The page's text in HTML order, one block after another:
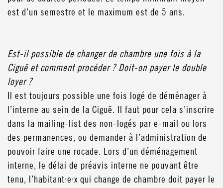
est d’un semestre et le maximum est de 5 ans.
Est-il possible de changer de chambre une fois à la
Ciguë et comment procéder ? Doit-on payer le double
loyer ?
Il est toujours possible une fois logé de déménager à
l’interne au sein de la Ciguë. Il faut pour cela s’inscrire
dans la mailing-list des non-logés par e-mail ou lors
des permanences, ou demander à l’administration de
pouvoir faire une rocade. Lors d’un déménagement
interne, le délai de préavis interne ne pouvant être
tenu, l’habitant·e·x qui change de chambre doit payer le